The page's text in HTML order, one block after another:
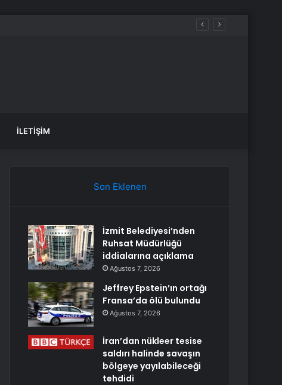
İLETIŞIM
Son Eklenen
İzmit Belediyesi’nden
Ruhsat Müdürlüğü
iddialarına açıklama
Ağustos 7, 2026
Jeffrey Epstein’ın ortağı
Fransa’da ölü bulundu
Ağustos 7, 2026
İran’dan nükleer tesise
saldırı halinde savaşın
bölgeye yayılabileceği
tehdidi